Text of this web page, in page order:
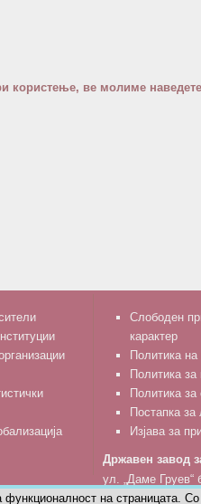
користење, ве молиме
Слободен
карактер
Политика на
Политика
Политика за
Постапка
Изјава за
Државен завод
ул. „Даме Груев“
тел: 02 3295 600;
на страницата.